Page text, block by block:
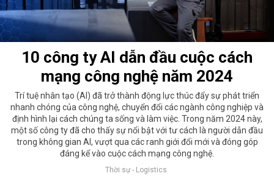
10 công ty AI dẫn đầu cuộc cách
mạng công nghệ năm 2024
Trí tuệ nhân tạo (AI) đã trở thành động lực thúc đẩy sự phát triển
nhanh chóng của công nghệ, chuyển đổi các ngành công nghiệp và
định hình lại cách chúng ta sống và làm việc. Trong năm 2024 này,
một số công ty đã cho thấy sự nổi bật với tư cách là người dẫn đầu
trong không gian AI, vượt qua các ranh giới đổi mới và đóng góp
đáng kể vào cuộc cách mạng công nghệ.
Thời sự - Logistics